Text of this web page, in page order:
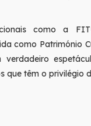
como a
como Património
verdadeiro
que têm o privilégio